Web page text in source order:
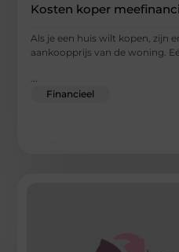
Kosten koper
Als je een huis wilt kopen, zijn
aankoopprijs van de woning.
Financieel